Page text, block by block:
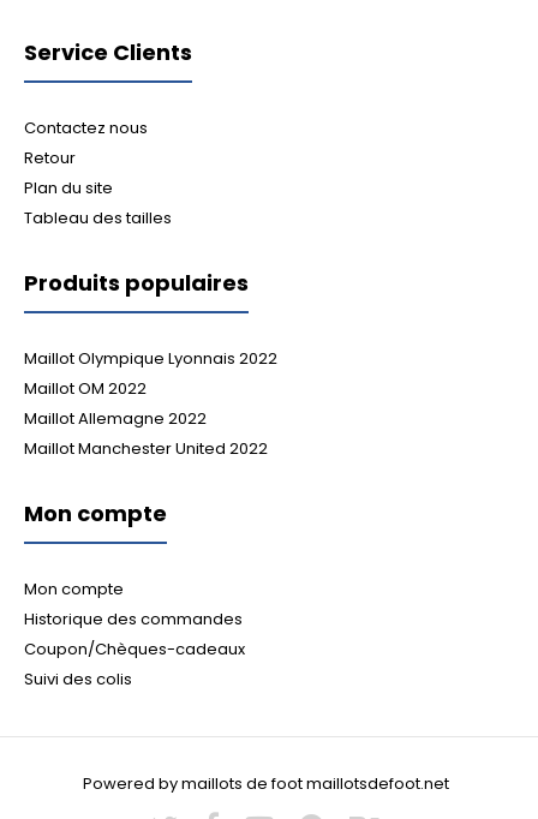
Service Clients
Contactez nous
Retour
Plan du site
Tableau des tailles
Produits populaires
Maillot Olympique Lyonnais 2022
Maillot OM 2022
Maillot Allemagne 2022
Maillot Manchester United 2022
Mon compte
Mon compte
Historique des commandes
Coupon/Chèques-cadeaux
Suivi des colis
Powered by maillots de foot maillotsdefoot.net